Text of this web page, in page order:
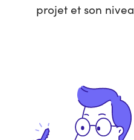
projet et son